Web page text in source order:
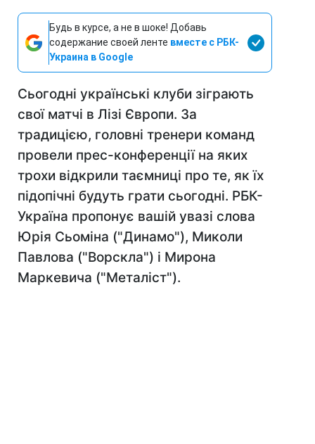
Будь в курсе, а не в шоке! Добавь
содержание своей ленте вместе с РБК-
Украина в Google
Сьогодні українські клуби зіграють
свої матчі в Лізі Європи. За
традицією, головні тренери команд
провели прес-конференції на яких
трохи відкрили таємниці про те, як їх
підопічні будуть грати сьогодні. РБК-
Україна пропонує вашій увазі слова
Юрія Сьоміна ("Динамо"), Миколи
Павлова ("Ворскла") і Мирона
Маркевича ("Металіст").